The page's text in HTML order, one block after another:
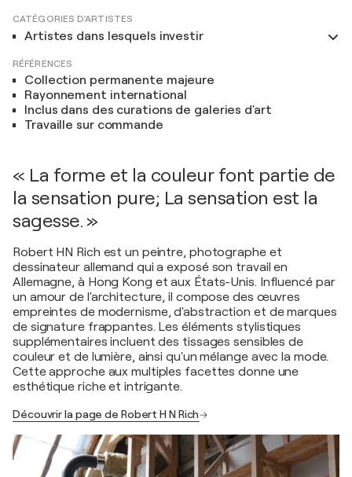
CATÉGORIES D'ARTISTES
Artistes dans lesquels investir
RÉFÉRENCES
Collection permanente majeure
Rayonnement international
Inclus dans des curations de galeries d'art
Travaille sur commande
« La forme et la couleur font partie de
la sensation pure; La sensation est la
sagesse. »
Robert HN Rich est un peintre, photographe et
dessinateur allemand qui a exposé son travail en
Allemagne, à Hong Kong et aux États-Unis. Influencé par
un amour de l'architecture, il compose des œuvres
empreintes de modernisme, d'abstraction et de marques
de signature frappantes. Les éléments stylistiques
supplémentaires incluent des tissages sensibles de
couleur et de lumière, ainsi qu'un mélange avec la mode.
Cette approche aux multiples facettes donne une
esthétique riche et intrigante.
Découvrir la page de Robert H N Rich